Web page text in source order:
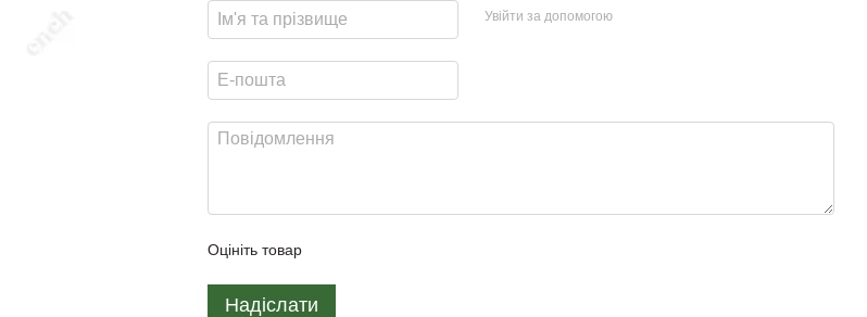
Увійти за допомогою
Оцініть товар
Надіслати